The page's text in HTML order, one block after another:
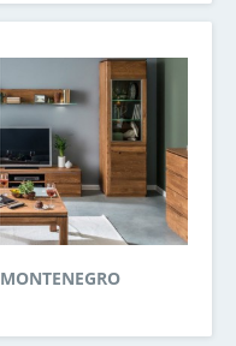
MONTENEGRO